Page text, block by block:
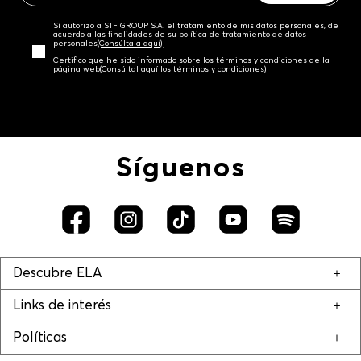
Sí autorizo a STF GROUP S.A. el tratamiento de mis datos personales, de
acuerdo a las finalidades de su política de tratamiento de datos
personales‎(Consúltala aquí)
Certifico que he sido informado sobre los términos y condiciones de la
página web‎(Consúltal aquí los términos y condiciones)
Síguenos
Descubre ELA
Links de interés
Políticas